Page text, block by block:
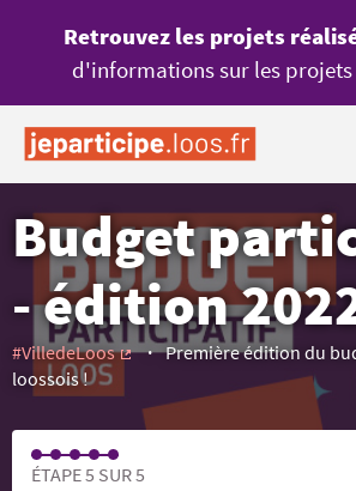
Retrouvez les projets
d'informations sur les projets
Budget
- édition
#VilledeLoos
Première édition du
loossois !
ÉTAPE 5 SUR 5